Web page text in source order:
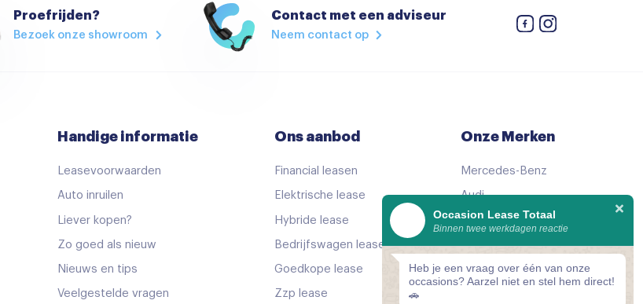
Armsteun voor
Boordcomputer
Lederen versnellingspook
Stuurwiel verwarmd
Proefrijden?
Bezoek onze showroom
Contact met een adviseur
Neem contact op
Handige informatie
Leasevoorwaarden
Auto inruilen
Liever kopen?
Zo goed als nieuw
Nieuws en tips
Veelgestelde vragen
Ons aanbod
Financial leasen
Elektrische lease
Hybride lease
Bedrijfswagen lease
Goedkope lease
Zzp lease
Onze Merken
Mercedes-Benz
Audi
Volkswagen
KIA
Peugeot
Occasion Lease Totaal
Binnen twee werkdagen reactie
Heb je een vraag over één van onze
occasions? Aarzel niet en stel hem direct!
🚗